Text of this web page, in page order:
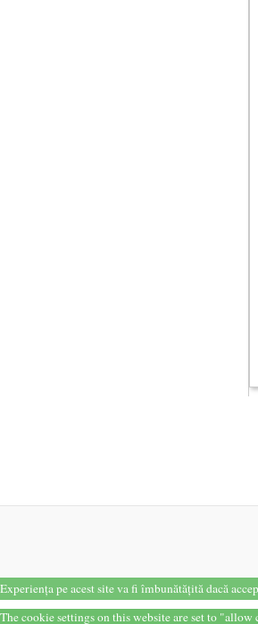
Experiența pe acest site va fi îmbunătățită dacă
The cookie settings on this website are set to